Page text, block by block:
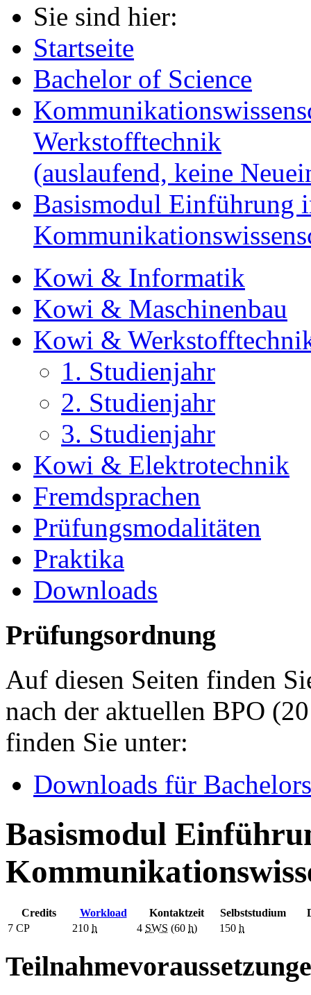
Sie sind hier:
Startseite
Bachelor of Science
Werkstofftechnik
(auslaufend, keine
Basismodul Einführung
Kowi & Informatik
Kowi & Maschinenbau
Kowi &
1. Studienjahr
2. Studienjahr
3. Studienjahr
Kowi & Elektrotechnik
Fremdsprachen
Prüfungsmodalitäten
Praktika
Downloads
Prüfungsordnung
Auf diesen Seiten finden
nach der aktuellen BPO
finden Sie unter:
Downloads für
Basismodul
Credits Workload Kontaktzeit Selbststudium
7 CP 210 h 4 SWS (60 h) 150 h